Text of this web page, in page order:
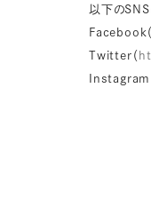
以下のSNS
Facebook（
Twitter（
Instagram